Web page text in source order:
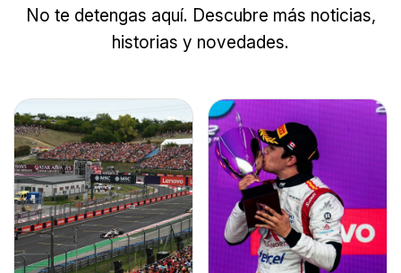
No te detengas aquí. Descubre más noticias,
historias y novedades.